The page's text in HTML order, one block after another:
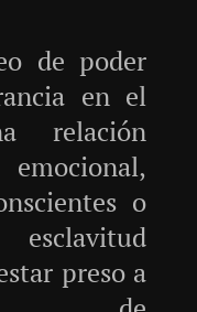
de poder
en el
relación
o
preso a